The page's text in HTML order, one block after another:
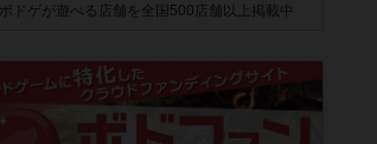
ボドゲが遊べる店舗を全国500店舗以上掲載中